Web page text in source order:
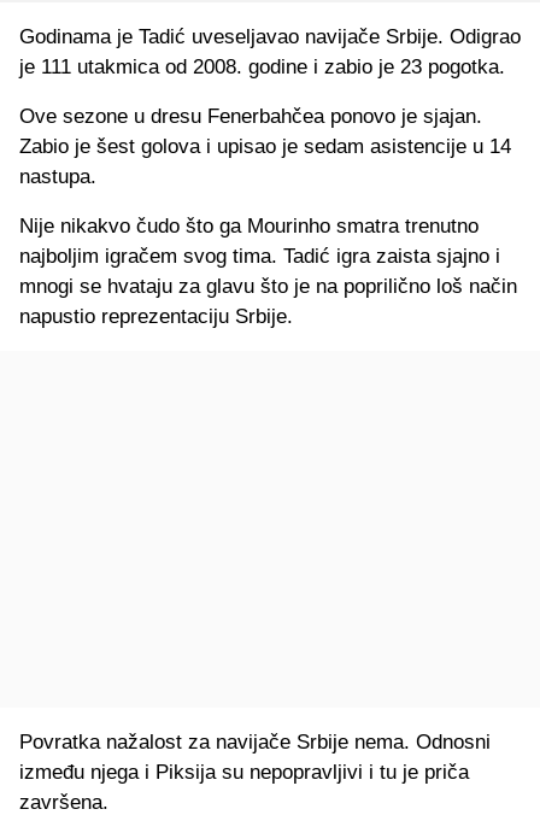
Godinama je Tadić uveseljavao navijače Srbije. Odigrao
je 111 utakmica od 2008. godine i zabio je 23 pogotka.
Ove sezone u dresu Fenerbahčea ponovo je sjajan.
Zabio je šest golova i upisao je sedam asistencije u 14
nastupa.
Nije nikakvo čudo što ga Mourinho smatra trenutno
najboljim igračem svog tima. Tadić igra zaista sjajno i
mnogi se hvataju za glavu što je na poprilično loš način
napustio reprezentaciju Srbije.
Povratka nažalost za navijače Srbije nema. Odnosni
između njega i Piksija su nepopravljivi i tu je priča
završena.